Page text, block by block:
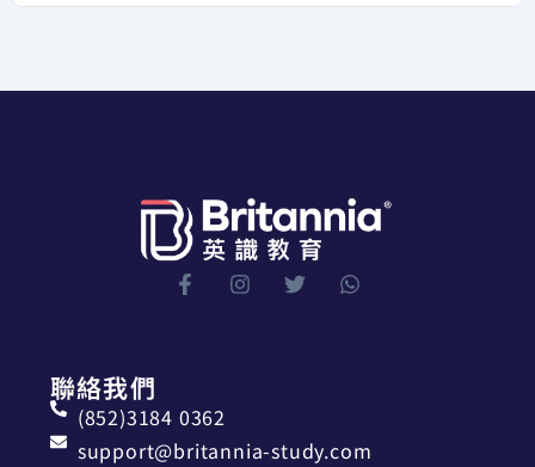
聯絡我們
(852)3184 0362
support@britannia-study.com